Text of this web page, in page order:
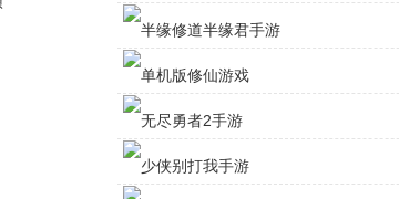
火柴人刺激求生最新版 v1.2.5 安卓版
半缘修道半缘君手游 v1.0 安卓版
单机版修仙游戏 v1.0.6 安卓版
无尽勇者2手游 v1.0.7.5 安卓版